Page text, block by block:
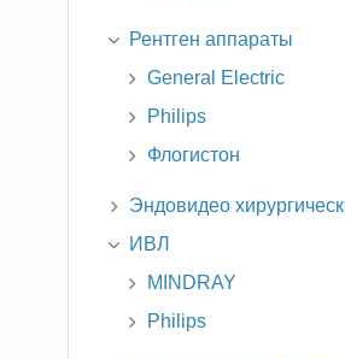
Рентген аппараты
General Electric
Philips
Флогистон
Эндовидео
ИВЛ
MINDRAY
Philips